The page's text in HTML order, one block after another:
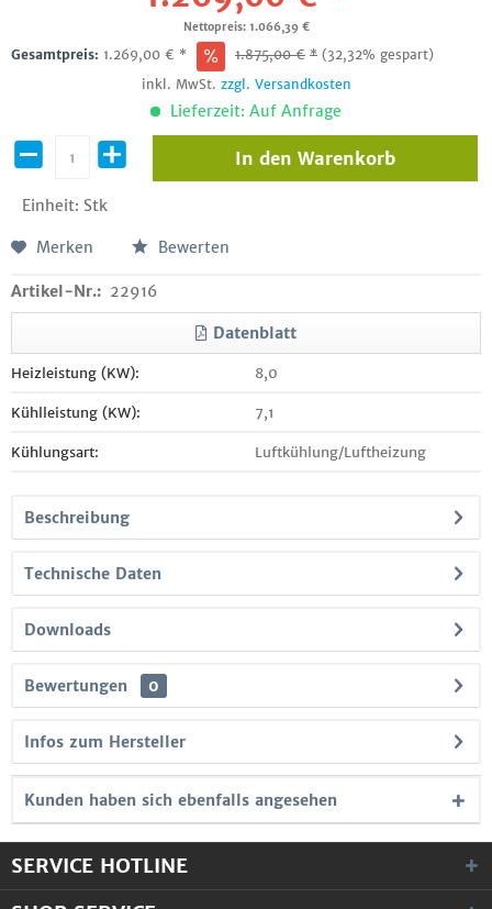
Nettopreis: 1.066,39 €
Gesamtpreis: 1.269,00 € * 1.875,00€ * (32,32% gespart)
inkl. MwSt. zzgl. Versandkosten
Lieferzeit: Auf Anfrage
Einheit: Stk
In den Warenkorb
Merken Bewerten
Artikel-Nr.: 22916
Datenblatt
Heizleistung (KW): 8,0
Kühlleistung (KW): 7,1
Kühlungsart: Luftkühlung/Luftheizung
Beschreibung
Technische Daten
Downloads
Bewertungen 0
Infos zum Hersteller
Kunden haben sich ebenfalls angesehen
SERVICE HOTLINE